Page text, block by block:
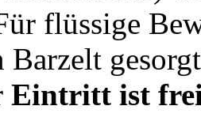
flüssige
Barzelt
Eintritt ist